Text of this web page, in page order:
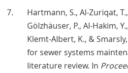
Hartmann, S., Al-Zuriqat,
Gölzhäuser, P., Al-Hakim,
Klemt-Albert, K., &
for sewer systems
literature review. In